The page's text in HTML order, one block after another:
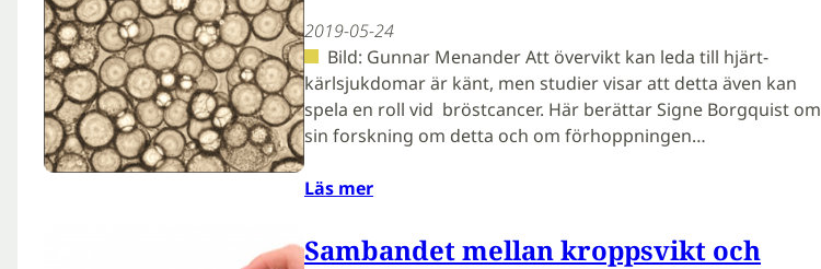
2019-05-24
Bild: Gunnar Menander Att övervikt kan leda till hjärt-
kärlsjukdomar är känt, men studier visar att detta även kan
spela en roll vid bröstcancer. Här berättar Signe Borgquist om
sin forskning om detta och om förhoppningen…
Läs mer
Sambandet mellan kroppsvikt och